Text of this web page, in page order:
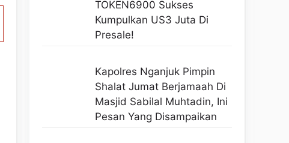
TOKEN6900 Sukses
Kumpulkan US3 Juta Di
Presale!
Kapolres Nganjuk Pimpin
Shalat Jumat Berjamaah Di
Masjid Sabilal Muhtadin, Ini
Pesan Yang Disampaikan